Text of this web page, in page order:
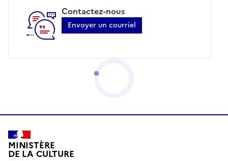
Contactez-nous
Envoyer un courriel
MINISTÈRE
DE LA CULTURE